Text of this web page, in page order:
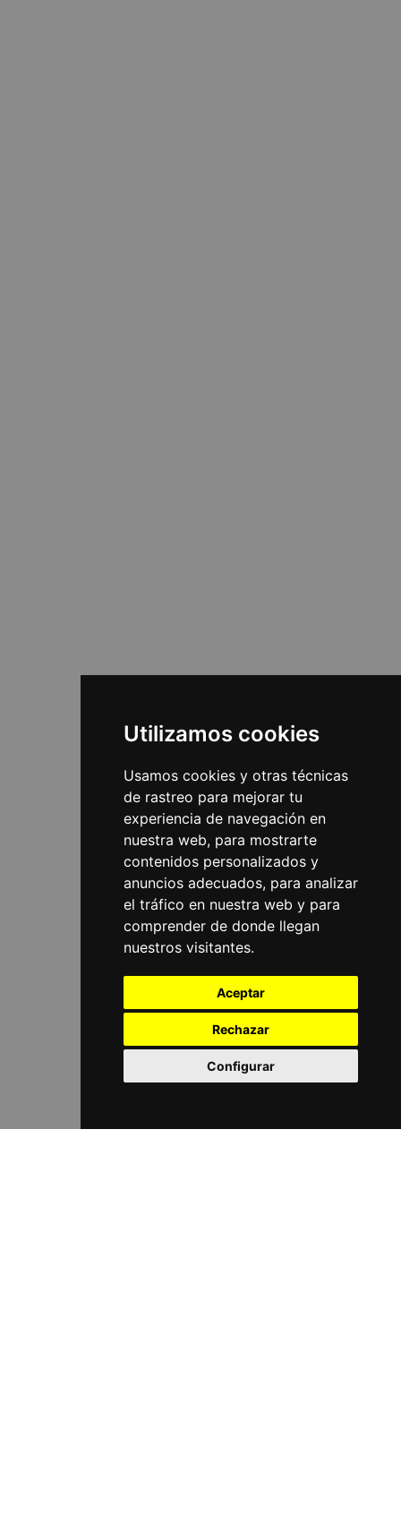
Utilizamos cookies
Usamos cookies y otras técnicas
de rastreo para mejorar tu
experiencia de navegación en
nuestra web, para mostrarte
contenidos personalizados y
anuncios adecuados, para analizar
el tráfico en nuestra web y para
comprender de donde llegan
nuestros visitantes.
Aceptar
Rechazar
Configurar